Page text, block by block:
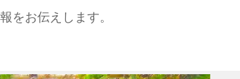
をお伝えします。